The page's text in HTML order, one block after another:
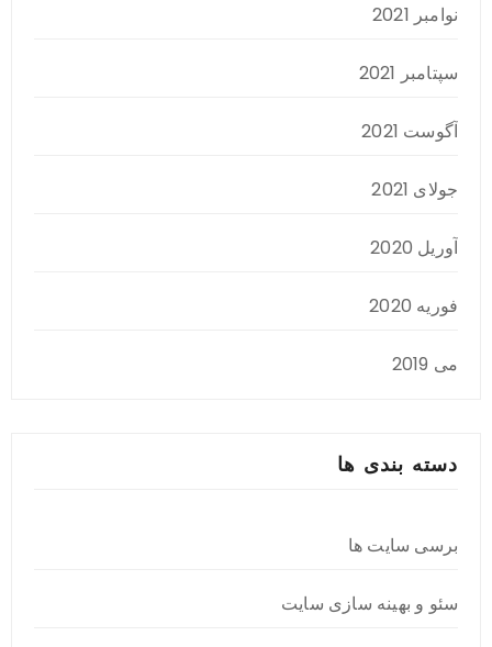
نوامبر 2021
سپتامبر 2021
آگوست 2021
جولای 2021
آوریل 2020
فوریه 2020
می 2019
دسته بندی ها
برسی سایت ها
سئو و بهینه سازی سایت